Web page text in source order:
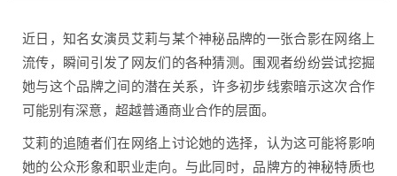
近日，知名女演员艾莉与某个神秘品牌的一张合影在网络上
流传，瞬间引发了网友们的各种猜测。围观者纷纷尝试挖掘
她与这个品牌之间的潜在关系，许多初步线索暗示这次合作
可能别有深意，超越普通商业合作的层面。
艾莉的追随者们在网络上讨论她的选择，认为这可能将影响
她的公众形象和职业走向。与此同时，品牌方的神秘特质也